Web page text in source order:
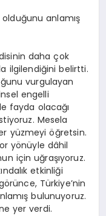
anlamış
daha çok
ilgilendiğini belirtti.
vurgulayan
engelli
fayda olacağı
Mesela
yüzmeyi öğretsin.
yönüyle dâhil
için uğraşıyoruz.
etkinliği
Türkiye’nin
bulunuyoruz.
yer verdi.